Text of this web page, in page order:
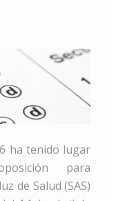
ha tenido lugar
para
de Salud (SAS)